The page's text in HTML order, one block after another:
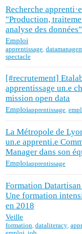
Recherche apprenti·e
"Production,
analyse des données"
Emploi
apprentissage,
spectacle
[#recrutement]
apprentissage un.e
mission open data
Emploiapprentissage
La Métropole de
un.e apprenti.e
Manager dans son
Emploiapprentissage
Formation
Une formation
en 2018
Veille
formation, dataliteracy,